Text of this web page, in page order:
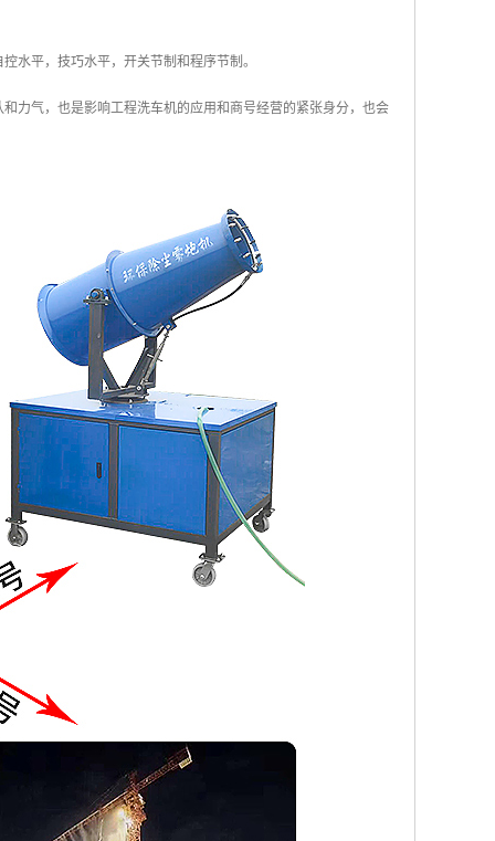
水平，技巧水平，开关节制和程序节制。
力气，也是影响工程洗车机的应用和商号经营的紧张身分，也会